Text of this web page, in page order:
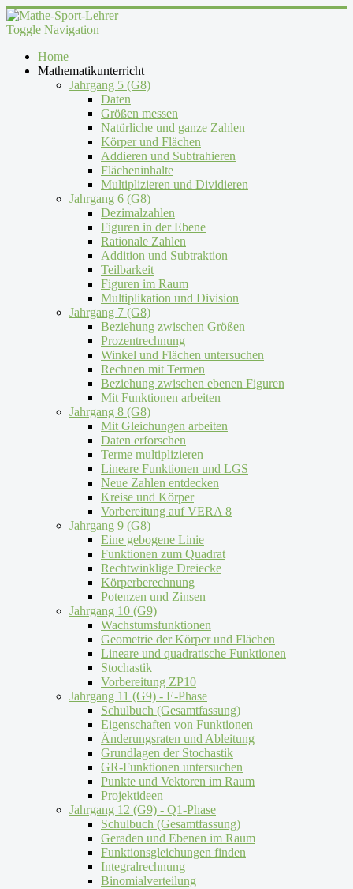
Toggle Navigation
Home
Mathematikunterricht
Jahrgang 5 (G8)
Daten
Größen messen
Natürliche und ganze Zahlen
Körper und Flächen
Addieren und Subtrahieren
Flächeninhalte
Multiplizieren und Dividieren
Jahrgang 6 (G8)
Dezimalzahlen
Figuren in der Ebene
Rationale Zahlen
Addition und Subtraktion
Teilbarkeit
Figuren im Raum
Multiplikation und Division
Jahrgang 7 (G8)
Beziehung zwischen Größen
Prozentrechnung
Winkel und Flächen untersuchen
Rechnen mit Termen
Beziehung zwischen ebenen Figuren
Mit Funktionen arbeiten
Jahrgang 8 (G8)
Mit Gleichungen arbeiten
Daten erforschen
Terme multiplizieren
Lineare Funktionen und LGS
Neue Zahlen entdecken
Kreise und Körper
Vorbereitung auf VERA 8
Jahrgang 9 (G8)
Eine gebogene Linie
Funktionen zum Quadrat
Rechtwinklige Dreiecke
Körperberechnung
Potenzen und Zinsen
Jahrgang 10 (G9)
Wachstumsfunktionen
Geometrie der Körper und Flächen
Lineare und quadratische Funktionen
Stochastik
Vorbereitung ZP10
Jahrgang 11 (G9) - E-Phase
Schulbuch (Gesamtfassung)
Eigenschaften von Funktionen
Änderungsraten und Ableitung
Grundlagen der Stochastik
GR-Funktionen untersuchen
Punkte und Vektoren im Raum
Projektideen
Jahrgang 12 (G9) - Q1-Phase
Schulbuch (Gesamtfassung)
Geraden und Ebenen im Raum
Funktionsgleichungen finden
Integralrechnung
Binomialverteilung